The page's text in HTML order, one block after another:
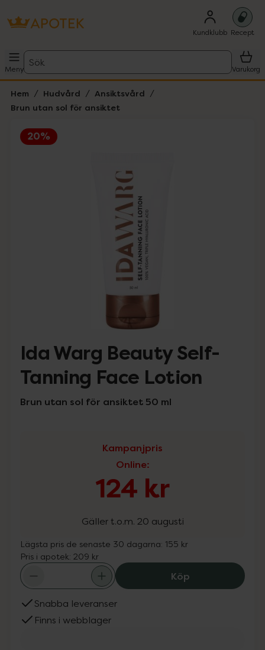
Kundklubb Recept
Meny
Sök
Varukorg
Hem Hudvård
Ansiktsvård
Brun utan sol för ansiktet
20%
Lista: . Innehåller 1 objekt.
Ida Warg Beauty Self-
Tanning Face Lotion
Brun utan sol för ansiktet 50 ml
Kampanjpris
Online:
124 kr
Gäller t.o.m. 20 augusti
Lägsta pris de senaste 30 dagarna: 155 kr
Pris i apotek: 209 kr
KöpIda Warg
Snabba leveranser
Finns i webblager